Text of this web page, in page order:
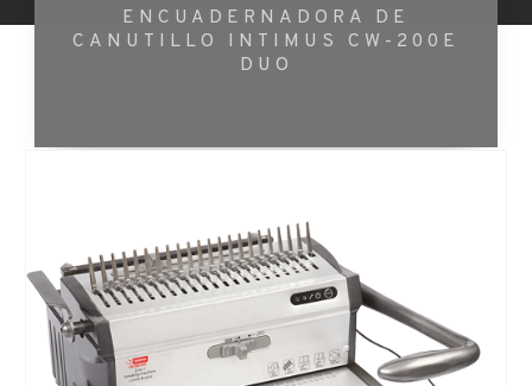
ENCUADERNADORA DE
CANUTILLO INTIMUS CW-200E
DUO